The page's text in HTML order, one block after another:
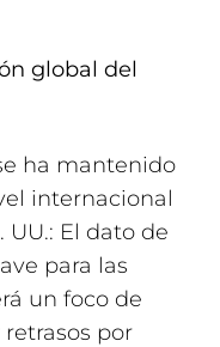
global del
ha mantenido
internacional
El dato de
para las
un foco de
por